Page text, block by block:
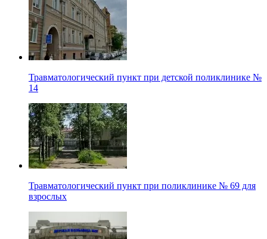
Травматологический пункт при детской поликлинике №
14
Травматологический пункт при поликлинике № 69 для
взрослых